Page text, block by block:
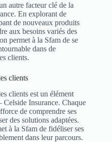
autre facteur clé de la
En explorant de
de nouveaux produits
aux besoins variés des
permet à la Sfam de se
dans de
clients.
clients
clients est un élément
Celside Insurance. Chaque
de comprendre ses
des solutions adaptées.
à la Sfam de fidéliser ses
dans leur parcours.